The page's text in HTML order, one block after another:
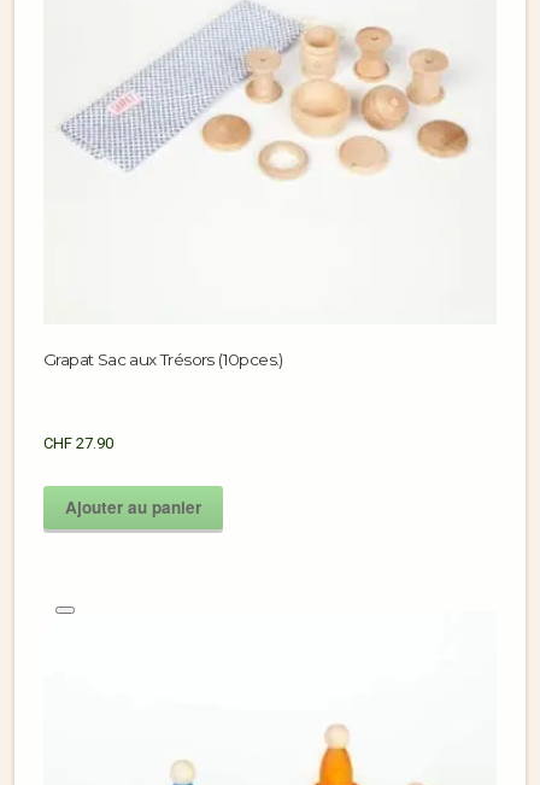
Grapat Sac aux Trésors (10pces.)
CHF 27.90
Ajouter au panier